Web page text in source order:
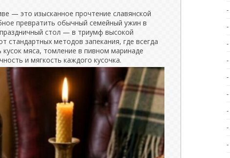
— это изысканное прочтение славянской
превратить обычный семейный ужин в
стол — в триумф высокой
стандартных методов запекания, где всегда
кусок мяса, томление в пивном маринаде
и мягкость каждого кусочка.